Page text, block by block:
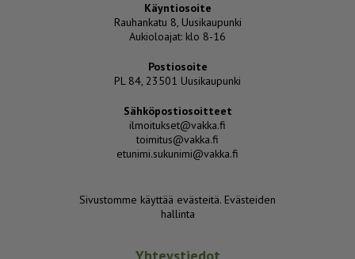
Käyntiosoite
Rauhankatu 8, Uusikaupunki
Aukioloajat: klo 8-16
Postiosoite
PL 84, 23501 Uusikaupunki
Sähköpostiosoitteet
ilmoitukset@vakka.fi
toimitus@vakka.fi
etunimi.sukunimi@vakka.fi
Sivustomme käyttää evästeitä. Evästeiden
hallinta